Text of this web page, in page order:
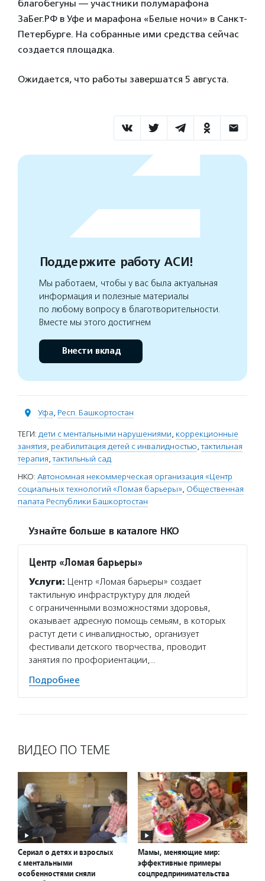
благобегуны — участники полумарафона
ЗаБег.РФ в Уфе и марафона «Белые ночи» в Санкт-
Петербурге. На собранные ими средства сейчас
создается площадка.
Ожидается, что работы завершатся 5 августа.
Поддержите работу АСИ!
Мы работаем, чтобы у вас была актуальная
информация и полезные материалы
по любому вопросу в благотворительности.
Вместе мы этого достигнем
Внести вклад
Уфа, Респ. Башкортостан
ТЕГИ: дети с ментальными нарушениями, коррекционные
занятия, реабилитация детей с инвалидностью,тактильная
терапия,тактильный сад
НКО: Автономная некоммерческая организация «Центр
социальных технологий «Ломая барьеры», Общественная
палата Республики Башкортостан
Узнайте больше в каталоге НКО
Центр «Ломая барьеры»
Услуги: Центр «Ломая барьеры» создает
тактильную инфраструктуру для людей
с ограниченными возможностями здоровья,
оказывает адресную помощь семьям, в которых
растут дети с инвалидностью, организует
фестивали детского творчества, проводит
занятия по профориентации,…
Подробнее
ВИДЕО ПО ТЕМЕ
Сериал о детях и взрослых
с ментальными
особенностями сняли
Мамы, меняющие мир:
эффективные примеры
соцпредпринимательства